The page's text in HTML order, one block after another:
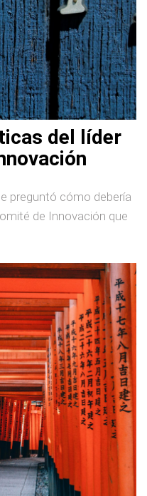
del líder
preguntó cómo debería
de Innovación que